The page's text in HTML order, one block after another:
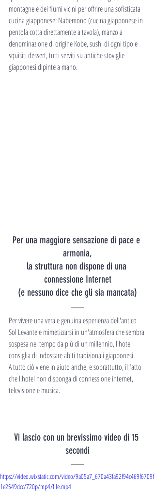
montagne e dei fiumi vicini per offrire una sofisticata
cucina giapponese: Nabemono (cucina giapponese in
pentola cotta direttamente a tavola), manzo a
denominazione di origine Kobe, sushi di ogni tipo e
squisiti dessert, tutti serviti su antiche stoviglie
giapponesi dipinte a mano.
Per una maggiore sensazione di pace e
armonia,
la struttura non dispone di una
connessione Internet
(e nessuno dice che gli sia mancata)
Per vivere una vera e genuina esperienza dell'antico
Sol Levante e mimetizzarsi in un'atmosfera che sembra
sospesa nel tempo da più di un millennio, l'hotel
consiglia di indossare abiti tradizionali giapponesi.
A tutto ciò viene in aiuto anche, e soprattutto, il fatto
che l'hotel non disponga di connessione internet,
televisione e musica.
Vi lascio con un brevissimo video di 15
secondi
https://video.wixstatic.com/video/9a05a7_670a43fa92f94c469f6709f
1e2549dcc/720p/mp4/file.mp4